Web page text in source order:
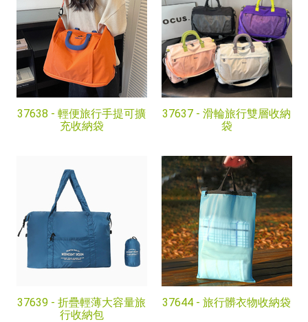
37638 - 輕便旅行手提可擴
充收納袋
37637 - 滑輪旅行雙層收納
袋
37639 - 折疊輕薄大容量旅
行收納包
37644 - 旅行髒衣物收納袋